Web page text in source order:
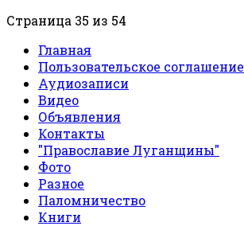
Страница 35 из 54
Главная
Пользовательское соглашение
Аудиозаписи
Видео
Объявления
Контакты
"Православие Луганщины"
Фото
Разное
Паломничество
Книги